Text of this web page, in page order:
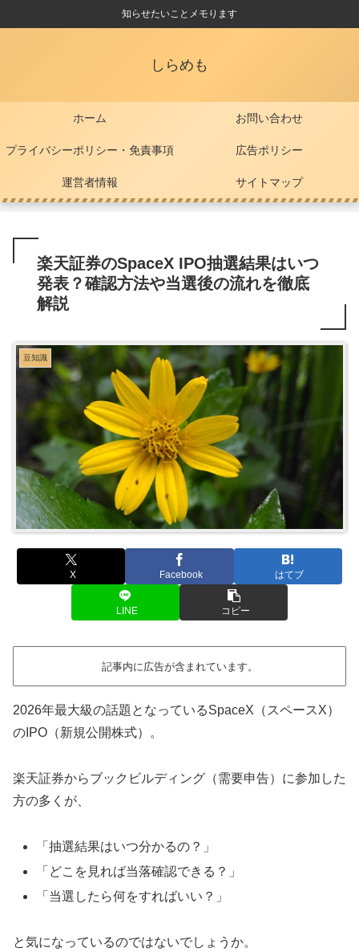
知らせたいことメモります
しらめも
ホーム お問い合わせ
プライバシーポリシー・免責事項 広告ポリシー
運営者情報 サイトマップ
楽天証券のSpaceX IPO抽選結果はいつ
発表？確認方法や当選後の流れを徹底
解説
豆知識
X Facebook はてブ
LINE コピー
記事内に広告が含まれています。
2026年最大級の話題となっているSpaceX（スペースX）
のIPO（新規公開株式）。
楽天証券からブックビルディング（需要申告）に参加した
方の多くが、
「抽選結果はいつ分かるの？」
「どこを見れば当落確認できる？」
「当選したら何をすればいい？」
と気になっているのではないでしょうか。